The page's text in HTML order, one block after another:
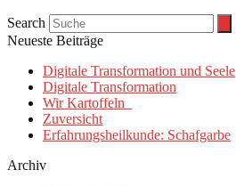
Search
Neueste Beiträge
Digitale Transformation und Seele
Digitale Transformation
Wir Kartoffeln
Zuversicht
Erfahrungsheilkunde: Schafgarbe
Archiv